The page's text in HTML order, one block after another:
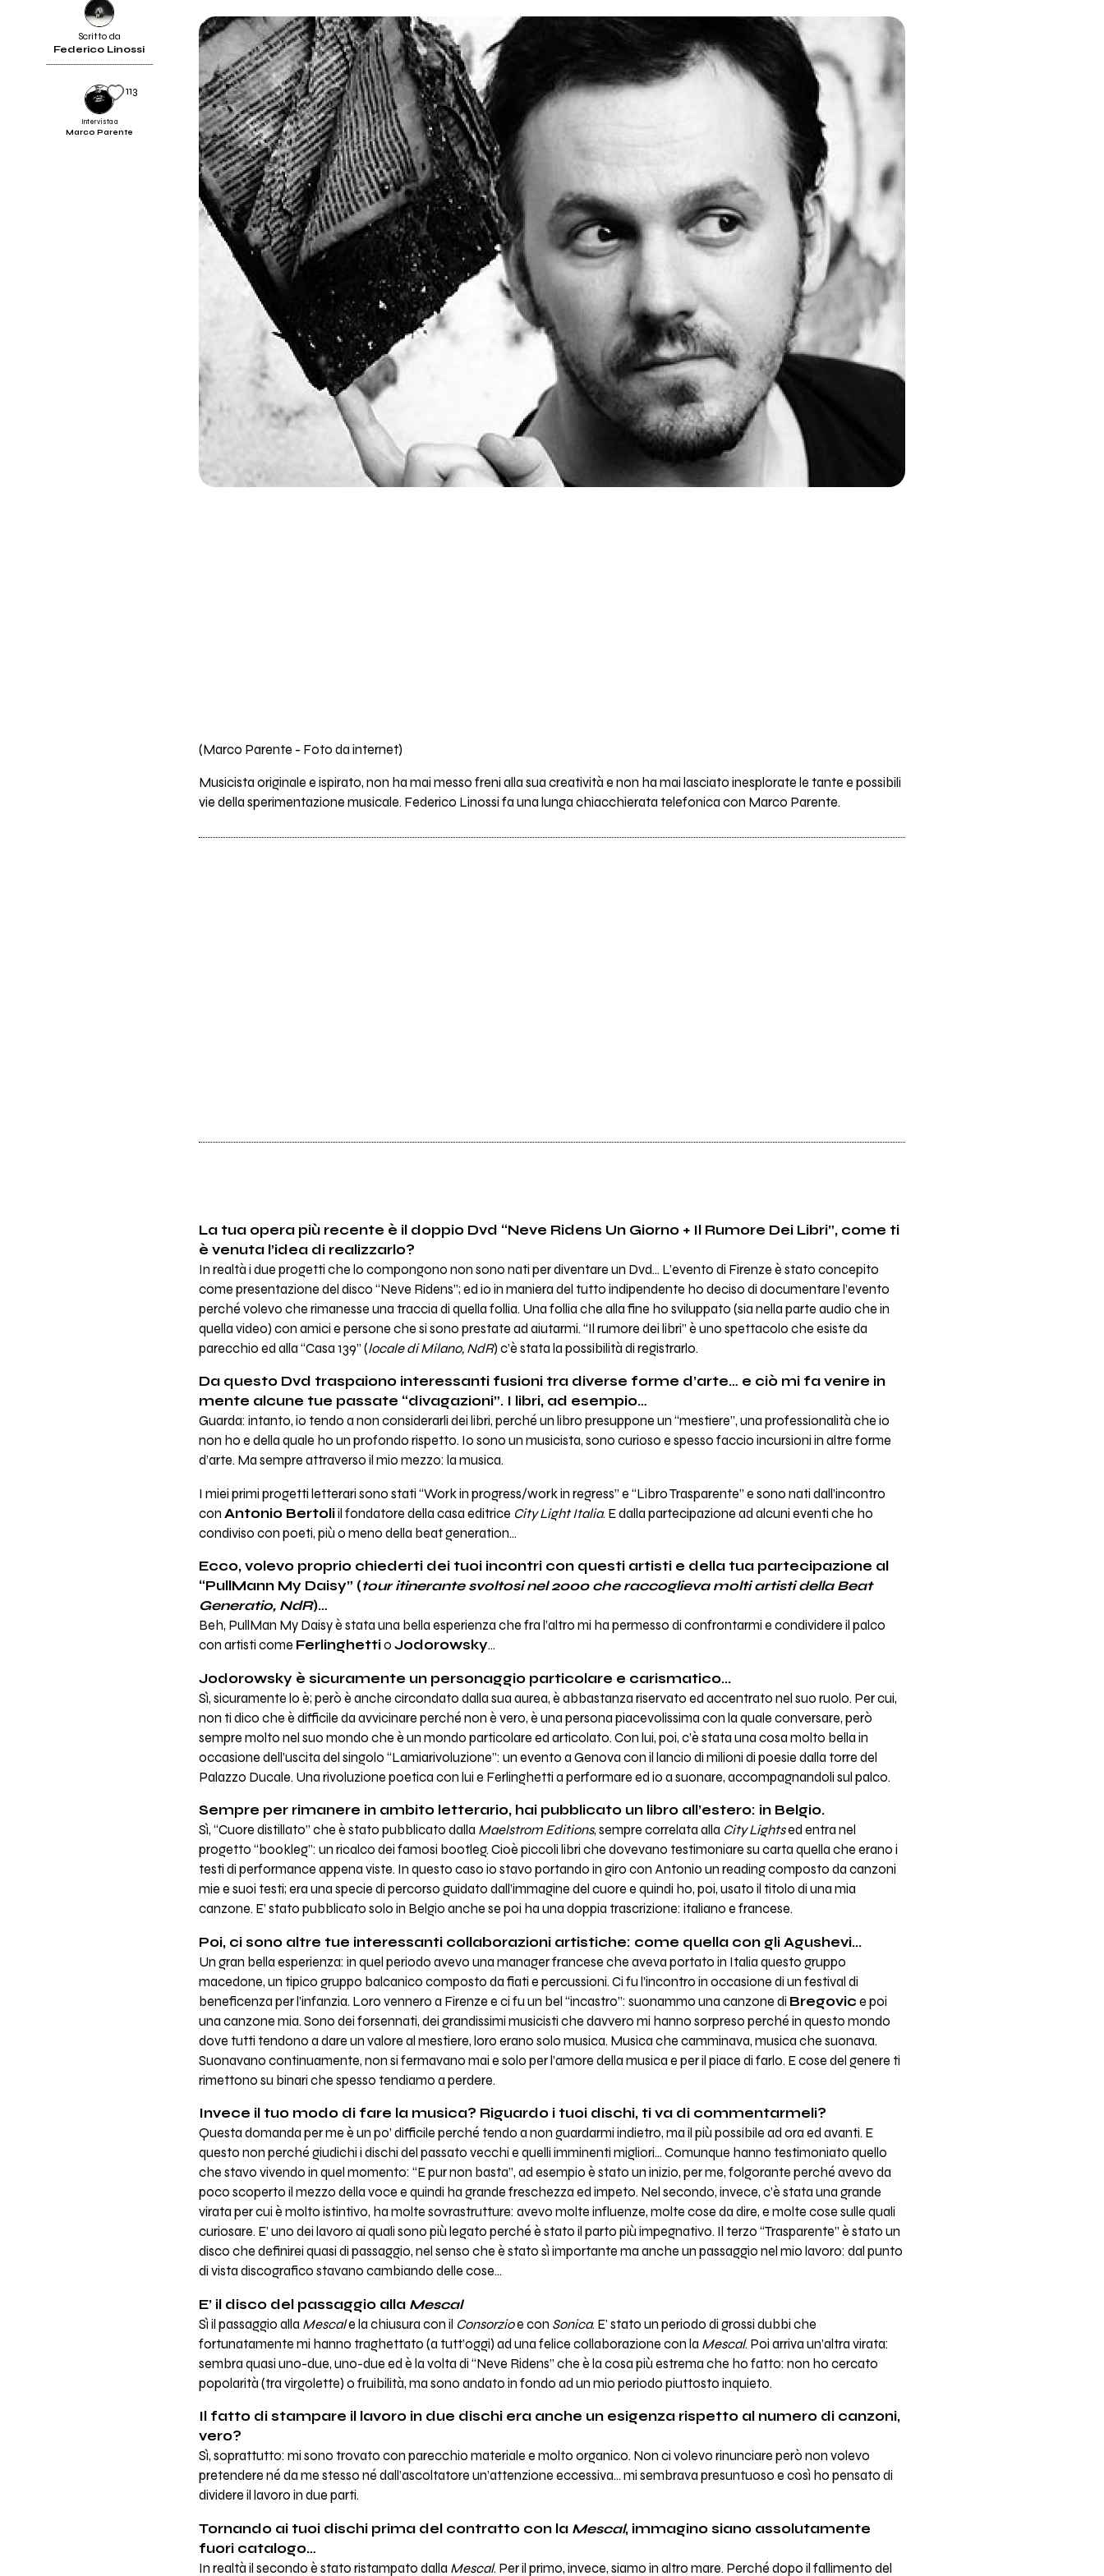
Scritto da
Federico Linossi
Intervista a
Marco Parente
113
(Marco Parente - Foto da internet)
Musicista originale e ispirato, non ha mai messo freni alla sua creatività e non ha mai lasciato inesplorate le tante e possibili
vie della sperimentazione musicale. Federico Linossi fa una lunga chiacchierata telefonica con Marco Parente.
La tua opera più recente è il doppio Dvd “Neve Ridens Un Giorno + Il Rumore Dei Libri”, come ti
è venuta l’idea di realizzarlo?
In realtà i due progetti che lo compongono non sono nati per diventare un Dvd… L’evento di Firenze è stato concepito
come presentazione del disco “Neve Ridens”; ed io in maniera del tutto indipendente ho deciso di documentare l’evento
perché volevo che rimanesse una traccia di quella follia. Una follia che alla fine ho sviluppato (sia nella parte audio che in
quella video) con amici e persone che si sono prestate ad aiutarmi. “Il rumore dei libri” è uno spettacolo che esiste da
parecchio ed alla “Casa 139” (locale di Milano, NdR) c’è stata la possibilità di registrarlo.
Da questo Dvd traspaiono interessanti fusioni tra diverse forme d’arte… e ciò mi fa venire in
mente alcune tue passate “divagazioni”. I libri, ad esempio…
Guarda: intanto, io tendo a non considerarli dei libri, perché un libro presuppone un “mestiere”, una professionalità che io
non ho e della quale ho un profondo rispetto. Io sono un musicista, sono curioso e spesso faccio incursioni in altre forme
d’arte. Ma sempre attraverso il mio mezzo: la musica.
I miei primi progetti letterari sono stati “Work in progress/work in regress” e “Libro Trasparente” e sono nati dall’incontro
con Antonio Bertoliil fondatore della casa editrice City Light Italia. E dalla partecipazione ad alcuni eventi che ho
condiviso con poeti, più o meno della beat generation…
Ecco, volevo proprio chiederti dei tuoi incontri con questi artisti e della tua partecipazione al
“PullMann My Daisy” (tour itinerante svoltosi nel 2000 che raccoglieva molti artisti della Beat
Generatio, NdR)…
Beh, PullMan My Daisy è stata una bella esperienza che fra l’altro mi ha permesso di confrontarmi e condividere il palco
con artisti come Ferlinghettio Jodorowsky…
Jodorowsky è sicuramente un personaggio particolare e carismatico...
Sì, sicuramente lo è; però è anche circondato dalla sua aurea, è abbastanza riservato ed accentrato nel suo ruolo. Per cui,
non ti dico che è difficile da avvicinare perché non è vero, è una persona piacevolissima con la quale conversare, però
sempre molto nel suo mondo che è un mondo particolare ed articolato. Con lui, poi, c’è stata una cosa molto bella in
occasione dell’uscita del singolo “Lamiarivoluzione”: un evento a Genova con il lancio di milioni di poesie dalla torre del
Palazzo Ducale. Una rivoluzione poetica con lui e Ferlinghetti a performare ed io a suonare, accompagnandoli sul palco.
Sempre per rimanere in ambito letterario, hai pubblicato un libro all’estero: in Belgio.
Sì, “Cuore distillato” che è stato pubblicato dalla Maelstrom Editions, sempre correlata alla City Lightsed entra nel
progetto “bookleg”: un ricalco dei famosi bootleg. Cioè piccoli libri che dovevano testimoniare su carta quella che erano i
testi di performance appena viste. In questo caso io stavo portando in giro con Antonio un reading composto da canzoni
mie e suoi testi; era una specie di percorso guidato dall’immagine del cuore e quindi ho, poi, usato il titolo di una mia
canzone. E’ stato pubblicato solo in Belgio anche se poi ha una doppia trascrizione: italiano e francese.
Poi, ci sono altre tue interessanti collaborazioni artistiche: come quella con gli Agushevi...
Un gran bella esperienza: in quel periodo avevo una manager francese che aveva portato in Italia questo gruppo
macedone, un tipico gruppo balcanico composto da fiati e percussioni. Ci fu l’incontro in occasione di un festival di
beneficenza per l’infanzia. Loro vennero a Firenze e ci fu un bel “incastro”: suonammo una canzone di Bregovic e poi
una canzone mia. Sono dei forsennati, dei grandissimi musicisti che davvero mi hanno sorpreso perché in questo mondo
dove tutti tendono a dare un valore al mestiere, loro erano solo musica. Musica che camminava, musica che suonava.
Suonavano continuamente, non si fermavano mai e solo per l’amore della musica e per il piace di farlo. E cose del genere ti
rimettono su binari che spesso tendiamo a perdere.
Invece il tuo modo di fare la musica? Riguardo i tuoi dischi, ti va di commentarmeli?
Questa domanda per me è un po’ difficile perché tendo a non guardarmi indietro, ma il più possibile ad ora ed avanti. E
questo non perché giudichi i dischi del passato vecchi e quelli imminenti migliori… Comunque hanno testimoniato quello
che stavo vivendo in quel momento: “E pur non basta”, ad esempio è stato un inizio, per me, folgorante perché avevo da
poco scoperto il mezzo della voce e quindi ha grande freschezza ed impeto. Nel secondo, invece, c’è stata una grande
virata per cui è molto istintivo, ha molte sovrastrutture: avevo molte influenze, molte cose da dire, e molte cose sulle quali
curiosare. E’ uno dei lavoro ai quali sono più legato perché è stato il parto più impegnativo. Il terzo “Trasparente” è stato un
disco che definirei quasi di passaggio, nel senso che è stato sì importante ma anche un passaggio nel mio lavoro: dal punto
di vista discografico stavano cambiando delle cose…
E’ il disco del passaggio alla Mescal
Sì il passaggio alla Mescale la chiusura con il Consorzioe con Sonica. E' stato un periodo di grossi dubbi che
fortunatamente mi hanno traghettato (a tutt’oggi) ad una felice collaborazione con la Mescal. Poi arriva un’altra virata:
sembra quasi uno-due, uno-due ed è la volta di “Neve Ridens” che è la cosa più estrema che ho fatto: non ho cercato
popolarità (tra virgolette) o fruibilità, ma sono andato in fondo ad un mio periodo piuttosto inquieto.
Il fatto di stampare il lavoro in due dischi era anche un esigenza rispetto al numero di canzoni,
vero?
Sì, soprattutto: mi sono trovato con parecchio materiale e molto organico. Non ci volevo rinunciare però non volevo
pretendere né da me stesso né dall’ascoltatore un’attenzione eccessiva… mi sembrava presuntuoso e così ho pensato di
dividere il lavoro in due parti.
Tornando ai tuoi dischi prima del contratto con la Mescal, immagino siano assolutamente
fuori catalogo…
In realtà il secondo è stato ristampato dalla Mescal. Per il primo, invece, siamo in altro mare. Perché dopo il fallimento del